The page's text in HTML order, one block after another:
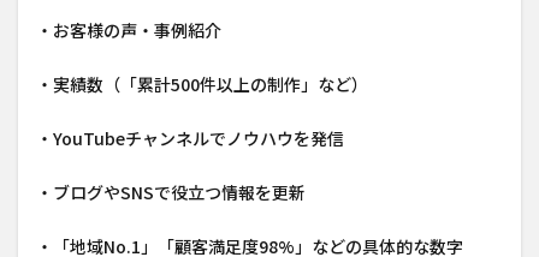
・お客様の声・事例紹介
・実績数（「累計500件以上の制作」など）
・YouTubeチャンネルでノウハウを発信
・ブログやSNSで役立つ情報を更新
・「地域No.1」「顧客満足度98%」などの具体的な数字